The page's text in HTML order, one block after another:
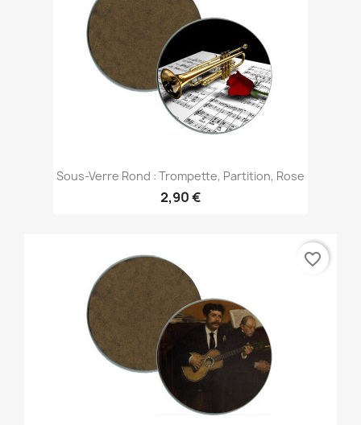
Sous-Verre Rond : Trompette, Partition, Rose
2,90 €
favorite_border